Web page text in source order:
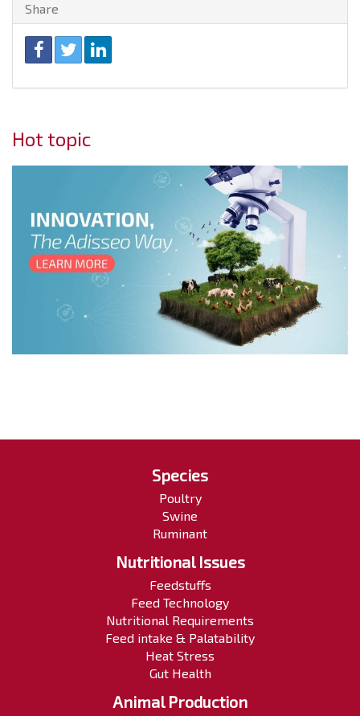
Share
Hot topic
Species
Poultry
Swine
Ruminant
Nutritional Issues
Feedstuffs
Feed Technology
Nutritional Requirements
Feed intake & Palatability
Heat Stress
Gut Health
Animal Production